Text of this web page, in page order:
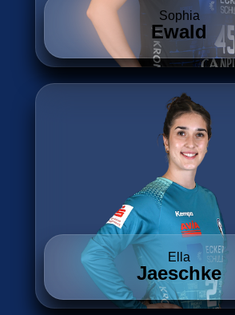
Sophia
Ewald
Ella
Jaeschke